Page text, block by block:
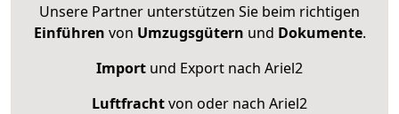
Unsere Partner unterstützen Sie beim richtigen
Einführen von Umzugsgütern und Dokumente.
Import und Export nach Ariel2
Luftfrachtvon oder nach Ariel2